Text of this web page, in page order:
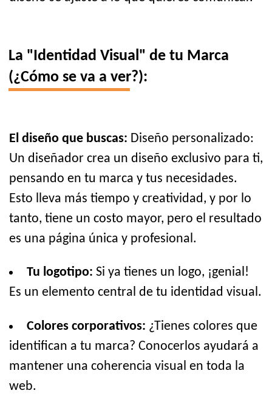
La "Identidad Visual" de tu Marca
(¿Cómo se va a ver?):
El diseño que buscas: Diseño personalizado:
Un diseñador crea un diseño exclusivo para ti,
pensando en tu marca y tus necesidades.
Esto lleva más tiempo y creatividad, y por lo
tanto, tiene un costo mayor, pero el resultado
es una página única y profesional.
Tu logotipo: Si ya tienes un logo, ¡genial!
Es un elemento central de tu identidad visual.
Colores corporativos: ¿Tienes colores que
identifican a tu marca? Conocerlos ayudará a
mantener una coherencia visual en toda la
web.